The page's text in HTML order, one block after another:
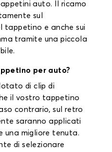
auto. Il ricamo
sul
tappetino e anche sui
tramite una piccola
per auto?
di clip di
il vostro tappetino
contrario, sul retro
saranno applicati
una migliore tenuta.
di selezionare